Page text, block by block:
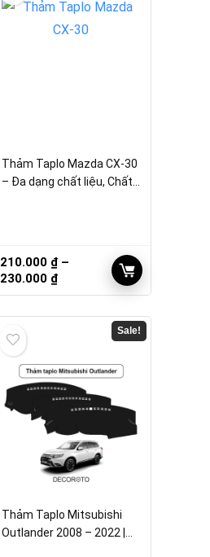
230.000 ₫
Thảm Taplo Mazda CX-30
– Đa dạng chất liệu, Chất
210.000 ₫ –
230.000 ₫Khoảng
giá:
210.000 ₫ Sale!
Thảm Taplo Mitsubishi
Outlander 2008 – 2022 |